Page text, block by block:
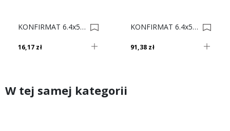
KONFIRMAT 6.4x50 IB Op. 100 0001274
16,17 zł
KONFIRMAT 6.4x50 IB Op.1000 0001275
91,38 zł
W tej samej kategorii